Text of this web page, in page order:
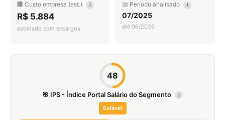
🏢 Custo empresa (est.) i
R$ 5.884
estimado com encargos
📅 Período analisado i
07/2025
até 06/2026
48
🎯 IPS - Índice Portal Salário do Segmento i
Estável